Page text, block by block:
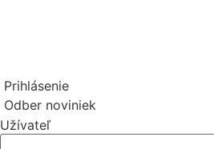
Prihlásenie
Odber noviniek
Užívateľ